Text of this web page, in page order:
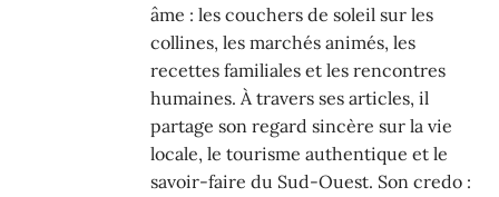
âme : les couchers de soleil sur les
collines, les marchés animés, les
recettes familiales et les rencontres
humaines. À travers ses articles, il
partage son regard sincère sur la vie
locale, le tourisme authentique et le
savoir-faire du Sud-Ouest. Son credo :